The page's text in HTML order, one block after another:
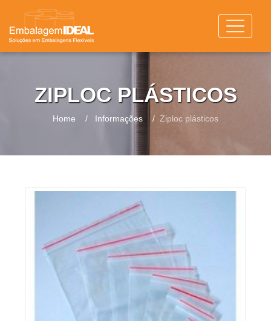
ZIPLOC PLÁSTICOS
Home Informações Ziploc plásticos